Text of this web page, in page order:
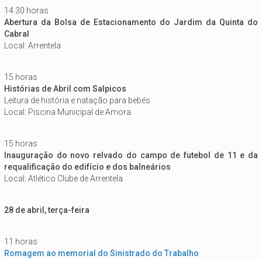
14.30 horas
Abertura da Bolsa de Estacionamento do Jardim da Quinta do
Cabral
Local: Arrentela
15 horas
Histórias de Abril com Salpicos
Leitura de história e natação para bebés
Local: Piscina Municipal de Amora
15 horas
Inauguração do novo relvado do campo de futebol de 11 e da
requalificação do edifício e dos balneários
Local: Atlético Clube de Arrentela
28 de abril, terça-feira
11 horas
Romagem ao memorial do Sinistrado do Trabalho